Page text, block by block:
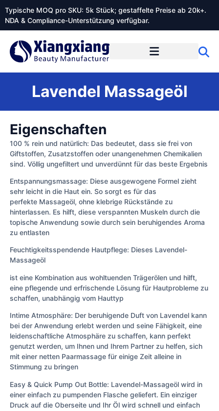
Typische MOQ pro SKU: 5k Stück; gestaffelte Preise ab 20k+.
NDA & Compliance-Unterstützung verfügbar.
Lavendel Massageöl
Eigenschaften
100 % rein und natürlich: Das bedeutet, dass sie frei von
Giftstoffen, Zusatzstoffen oder unangenehmen Chemikalien
sind. Völlig ungefiltert und unverdünnt für das beste Ergebnis
Entspannungsmassage: Diese ausgewogene Formel zieht
sehr leicht in die Haut ein. So sorgt es für das
perfekte Massageöl, ohne klebrige Rückstände zu
hinterlassen. Es hilft, diese verspannten Muskeln durch die
topische Anwendung sowie durch sein beruhigendes Aroma
zu entlasten
Feuchtigkeitsspendende Hautpflege: Dieses Lavendel-
Massageöl
ist eine Kombination aus wohltuenden Trägerölen und hilft,
eine pflegende und erfrischende Lösung für Hautprobleme zu
schaffen, unabhängig vom Hauttyp
Intime Atmosphäre: Der beruhigende Duft von Lavendel kann
bei der Anwendung erlebt werden und seine Fähigkeit, eine
leidenschaftliche Atmosphäre zu schaffen, kann perfekt
genutzt werden, um Ihnen und Ihrem Partner zu helfen, sich
mit einer netten Paarmassage für einige Zeit alleine in
Stimmung zu bringen
Easy & Quick Pump Out Bottle: Lavendel-Massageöl wird in
einer einfach zu pumpenden Flasche geliefert. Ein einziger
Druck auf die Oberseite und Ihr Öl wird schnell und einfach